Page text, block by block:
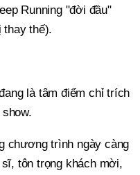
Running "đời đầu"
thay thế).
là tâm điểm chỉ trích
chương trình ngày càng
tôn trọng khách mời,